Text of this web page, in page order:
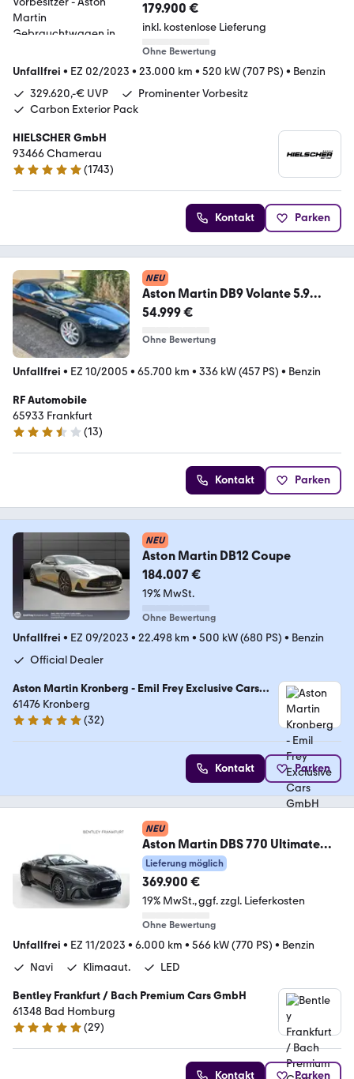
179.900 €
inkl. kostenlose Lieferung
Ohne Bewertung
Unfallfrei • EZ 02/2023 • 23.000 km • 520 kW (707 PS) • Benzin
329.620,-€ UVP
Prominenter Vorbesitz
Carbon Exterior Pack
HIELSCHER GmbH
93466 Chamerau
4.9 Sterne
(1743)
Kontakt Parken
NEU
Aston Martin DB9 Volante 5.9
DEUTSCHES AUTO,65700km,
54.999 €
Ohne Bewertung
Unfallfrei • EZ 10/2005 • 65.700 km • 336 kW (457 PS) • Benzin
RF Automobile
65933 Frankfurt
3.7 Sterne
(13)
Kontakt Parken
NEU
Aston Martin DB12 Coupe
184.007 €
19% MwSt.
Ohne Bewertung
Unfallfrei • EZ 09/2023 • 22.498 km • 500 kW (680 PS) • Benzin
Official Dealer
Aston Martin Kronberg - Emil Frey Exclusive Cars
GmbH
61476 Kronberg
5 Sterne
(32)
Kontakt Parken
NEU
Aston Martin DBS 770 Ultimate
Volante von BENTLEY FRANKFURT
Lieferung möglich
369.900 €
19% MwSt. ggf. zzgl. Lieferkosten
Ohne Bewertung
Unfallfrei • EZ 11/2023 • 6.000 km • 566 kW (770 PS) • Benzin
Navi
Klimaaut. LED
Bentley Frankfurt / Bach Premium Cars GmbH
61348 Bad Homburg
5 Sterne
(29)
Kontakt Parken